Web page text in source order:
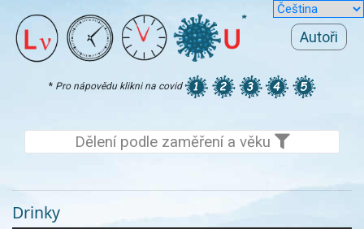
Autoři
* Pro nápovědu klikni na covid
Dělení podle zaměření a věku
Drinky